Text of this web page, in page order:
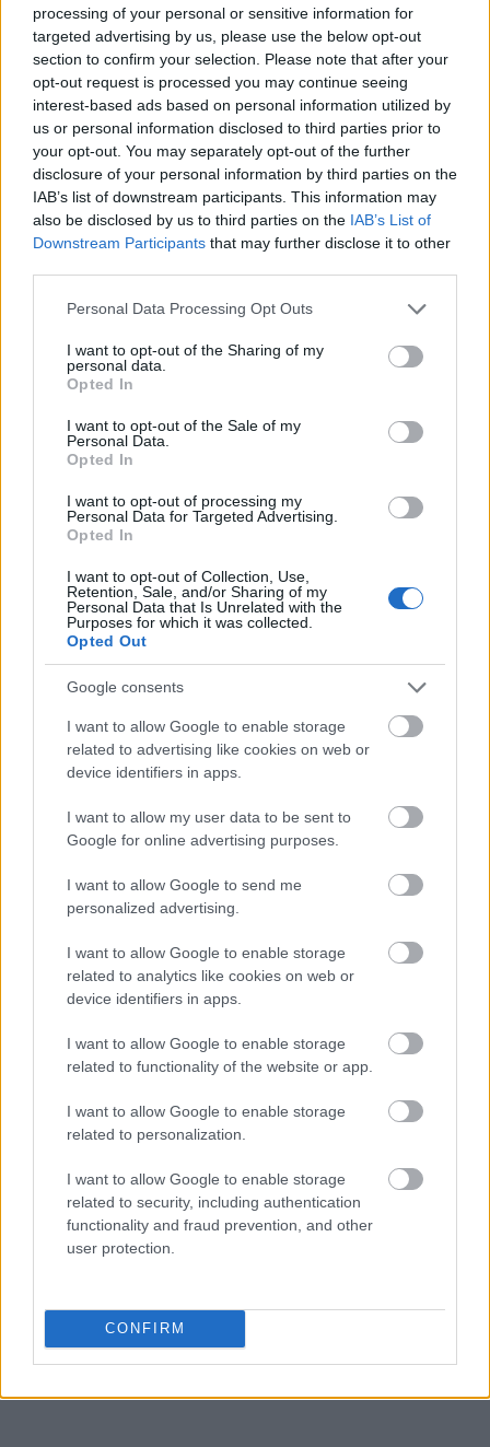
processing of your personal or sensitive information for
targeted advertising by us, please use the below opt-out
section to confirm your selection. Please note that after your
opt-out request is processed you may continue seeing
interest-based ads based on personal information utilized by
us or personal information disclosed to third parties prior to
your opt-out. You may separately opt-out of the further
disclosure of your personal information by third parties on the
IAB’s list of downstream participants. This information may
also be disclosed by us to third parties on the IAB’s List of
Downstream Participants that may further disclose it to other
Please note that this website/app uses one or more Google
not limited to your visit or usage behaviour. You may click to
grant or deny consent to Google and its third-party tags to
use your data for below specified purposes in below Google
consent section.
Personal Data Processing Opt Outs
I want to opt-out of the Sharing of my
personal data.
Opted In
I want to opt-out of the Sale of my
Personal Data.
Opted In
I want to opt-out of processing my
Personal Data for Targeted Advertising.
Opted In
I want to opt-out of Collection, Use,
Retention, Sale, and/or Sharing of my
Personal Data that Is Unrelated with the
Purposes for which it was collected.
Opted Out
Google consents
I want to allow Google to enable storage
related to advertising like cookies on web or
device identifiers in apps.
I want to allow my user data to be sent to
Google for online advertising purposes.
I want to allow Google to send me
personalized advertising.
I want to allow Google to enable storage
related to analytics like cookies on web or
device identifiers in apps.
I want to allow Google to enable storage
related to functionality of the website or app.
I want to allow Google to enable storage
related to personalization.
I want to allow Google to enable storage
related to security, including authentication
functionality and fraud prevention, and other
user protection.
CONFIRM